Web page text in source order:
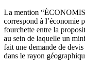
La mention
correspond à l’économie
fourchette entre la
au sein de laquelle un
fait une demande de
dans le rayon